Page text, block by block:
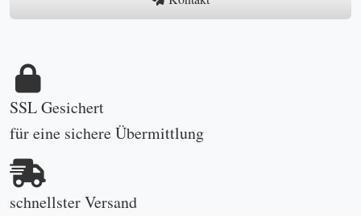
SSL Gesichert
für eine sichere Übermittlung
schnellster Versand